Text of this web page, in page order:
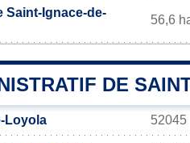
Saint-Ignace-de-
56,6
DE
Loyola 52045